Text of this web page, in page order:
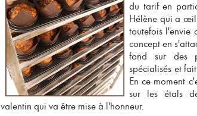
du tarif en
Hélène qui a œil
toutefois l'envie
concept en
fond sur des
spécialisés et
En ce moment
sur les étals
valentin qui va être mise à l'honneur.